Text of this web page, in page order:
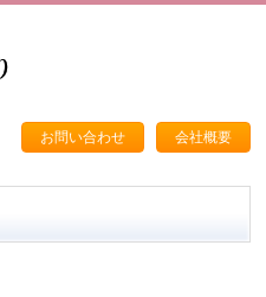
お問い合わせ 会社概要